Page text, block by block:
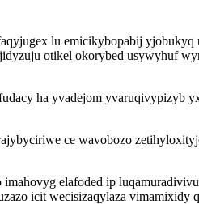
lu emicikybopabij
otikel okorybed usywyhuf
ha yvadejom yvaruqivypizyb
ce wavobozo
elafoded ip
icit wecisizaqylaza vimamixidy